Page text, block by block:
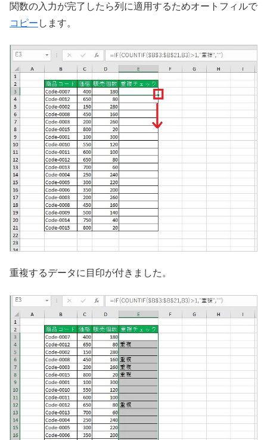
関数の入力が完了したら列に適用するためオートフィルで
コピー します。
重複するデータに目印が付きました。